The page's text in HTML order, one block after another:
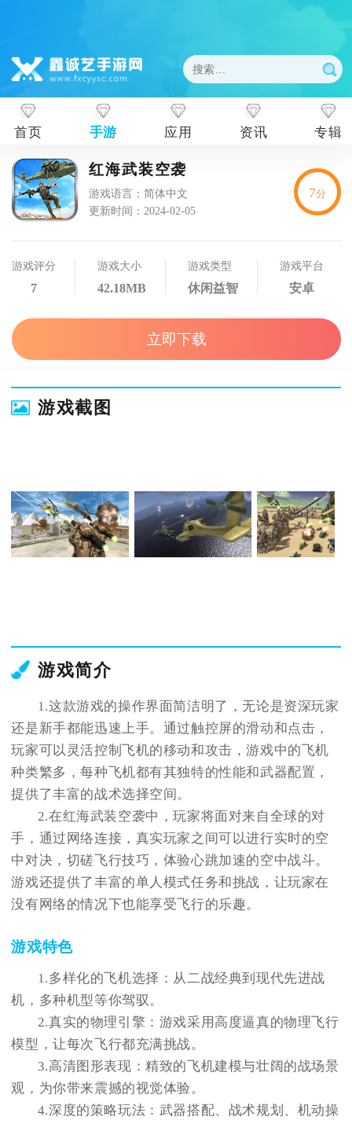
首页 手游 应用 资讯 专辑
红海武装空袭
游戏语言：简体中文
更新时间：2024-02-05
游戏评分
7
游戏大小
42.18MB
游戏类型
休闲益智
游戏平台
安卓
7分
立即下载
游戏截图
游戏简介
1.这款游戏的操作界面简洁明了，无论是资深玩家
还是新手都能迅速上手。通过触控屏的滑动和点击，
玩家可以灵活控制飞机的移动和攻击，游戏中的飞机
种类繁多，每种飞机都有其独特的性能和武器配置，
提供了丰富的战术选择空间。
2.在红海武装空袭中，玩家将面对来自全球的对
手，通过网络连接，真实玩家之间可以进行实时的空
中对决，切磋飞行技巧，体验心跳加速的空中战斗。
游戏还提供了丰富的单人模式任务和挑战，让玩家在
没有网络的情况下也能享受飞行的乐趣。
游戏特色
1.多样化的飞机选择：从二战经典到现代先进战
机，多种机型等你驾驭。
2.真实的物理引擎：游戏采用高度逼真的物理飞行
模型，让每次飞行都充满挑战。
3.高清图形表现：精致的飞机建模与壮阔的战场景
观，为你带来震撼的视觉体验。
4.深度的策略玩法：武器搭配、战术规划、机动操